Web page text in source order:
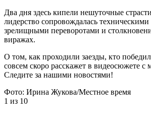
Два дня здесь кипели нешуточные
лидерство сопровождалась
зрелищными переворотами и
виражах.
О том, как проходили заезды, кто
совсем скоро расскажет в видеосюжете с
Следите за нашими новостями!
Фото: Ирина Жукова/Местное время
1 из 10